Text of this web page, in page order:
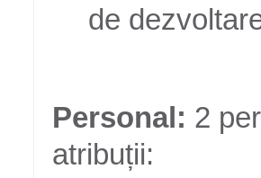
de
Personal: 2
atribuții: